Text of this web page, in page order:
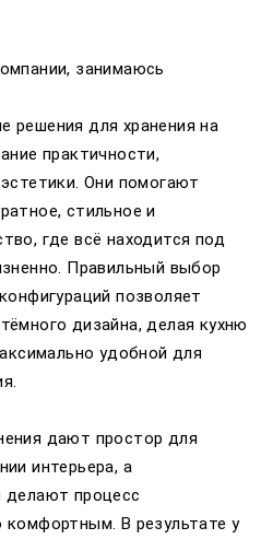
занимаюсь
решения для хранения на
практичности,
Они помогают
стильное и
где всё находится под
Правильный выбор
позволяет
дизайна, делая кухню
удобной для
дают простор для
интерьера, а
делают процесс
комфортным. В результате у